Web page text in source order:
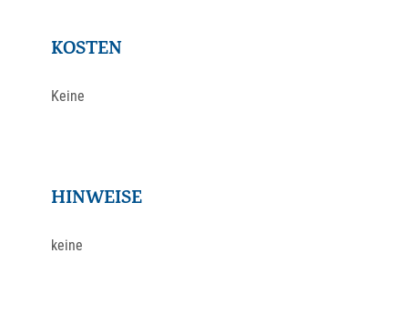
KOSTEN
Keine
HINWEISE
keine